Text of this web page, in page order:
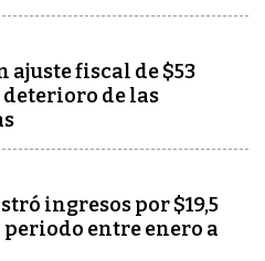
ajuste fiscal de $53
de las
ingresos por $19,5
entre enero a